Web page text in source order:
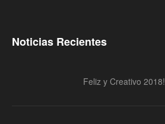
Noticias Recientes
Feliz y Creativo 2018!